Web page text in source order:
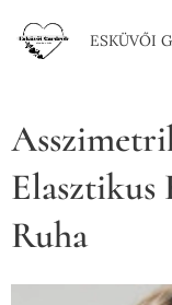
ESKÜVŐI
Elasztikus
Ruha